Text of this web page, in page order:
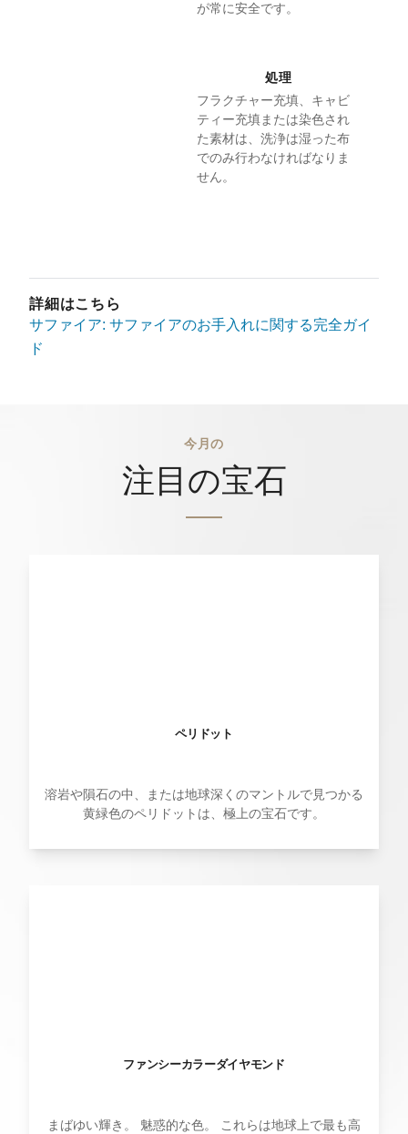
が常に安全です。
処理
フラクチャー充填、キャビ
ティー充填または染色され
た素材は、洗浄は湿った布
でのみ行わなければなりま
せん。
詳細はこちら
サファイア: サファイアのお手入れに関する完全ガイ
ド
今月の
注目の宝石
ペリドット
溶岩や隕石の中、または地球深くのマントルで見つかる
黄緑色のペリドットは、極上の宝石です。
ファンシーカラーダイヤモンド
まばゆい輝き。 魅惑的な色。 これらは地球上で最も高